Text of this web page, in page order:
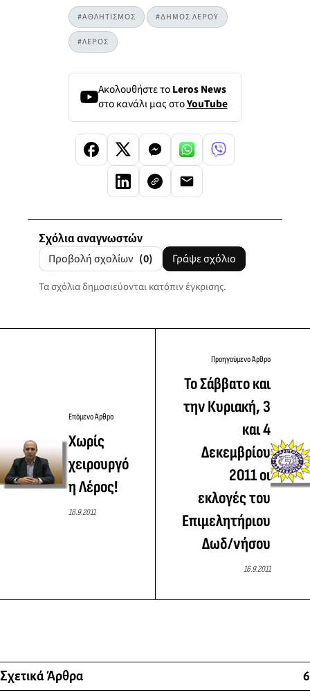
#ΑΘΛΗΤΙΣΜΟΣ #ΔΗΜΟΣ ΛΕΡΟΥ
#ΛΕΡΟΣ
Ακολουθήστε τοLeros News
στο κανάλι μας στοYouTube
Σχόλια αναγνωστών
Προβολή σχολίων (0) Γράψε σχόλιο
Τα σχόλια δημοσιεύονται κατόπιν έγκρισης.
Επόμενο Άρθρο
Χωρίς
χειρουργό
η Λέρος!
18.9.2011
Προηγούμενο Άρθρο
Το Σάββατο και
την Κυριακή, 3
και 4
Δεκεμβρίου
2011 οι
εκλογές του
Επιμελητήριου
Δωδ/νήσου
16.9.2011
Σχετικά Άρθρα 6